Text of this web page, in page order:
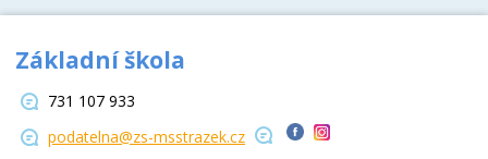
Základní škola
731 107 933
podatelna@zs-msstrazek.cz